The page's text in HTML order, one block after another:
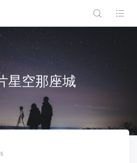
星空那座城